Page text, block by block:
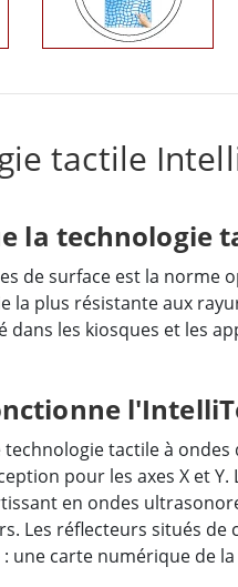
tactile
la technologie
de surface est la
la plus résistante aux
dans les kiosques et les
tactile à
pour les axes X et
en ondes
Les réflecteurs situés
une carte numérique de